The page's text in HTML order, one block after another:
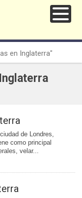
en Inglaterra"
de Londres,
como principal
velar...